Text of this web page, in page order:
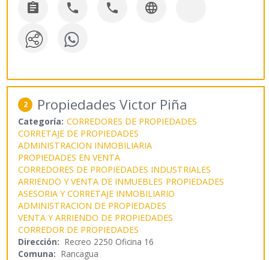
   
2 Propiedades Victor Piña
Categoría: CORREDORES DE PROPIEDADES
CORRETAJE DE PROPIEDADES
ADMINISTRACION INMOBILIARIA
PROPIEDADES EN VENTA
CORREDORES DE PROPIEDADES INDUSTRIALES
ARRIENDO Y VENTA DE INMUEBLES PROPIEDADES
ASESORIA Y CORRETAJE INMOBILIARIO
ADMINISTRACION DE PROPIEDADES
VENTA Y ARRIENDO DE PROPIEDADES
CORREDOR DE PROPIEDADES
Dirección: Recreo 2250 Oficina 16
Comuna: Rancagua